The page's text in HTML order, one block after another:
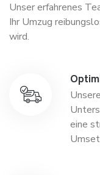
Unser erfahrenes
Ihr Umzug
wird.
eine